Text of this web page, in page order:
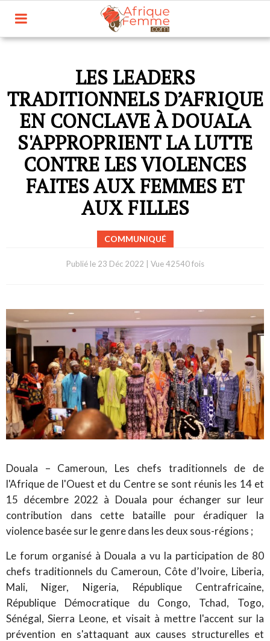
LES LEADERS
TRADITIONNELS D’AFRIQUE
EN CONCLAVE À DOUALA
S'APPROPRIENT LA LUTTE
CONTRE LES VIOLENCES
FAITES AUX FEMMES ET
AUX FILLES
COMMUNIQUÉ
Publié le 23 Déc 2022 Vue 42540 fois
Douala – Cameroun, Les chefs traditionnels de de
l'Afrique de l'Ouest et du Centre se sont réunis les 14 et
15 décembre 2022 à Douala pour échanger sur leur
contribution dans cette bataille pour éradiquer la
violence basée sur le genre dans les deux sous-régions ;
Le forum organisé à Douala a vu la participation de 80
chefs traditionnels du Cameroun, Côte d’Ivoire, Liberia,
Mali, Niger, Nigeria, République Centrafricaine,
République Démocratique du Congo, Tchad, Togo,
Sénégal, Sierra Leone, et visait à mettre l'accent sur la
prévention en s'attaquant aux causes structurelles et